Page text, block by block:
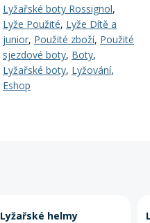
Lyžařské boty Rossignol,
Lyže Použité, Lyže Dítě a
junior, Použité zboží, Použité
sjezdové boty, Boty,
Lyžařské boty, Lyžování,
Eshop
Lyžařské helmy